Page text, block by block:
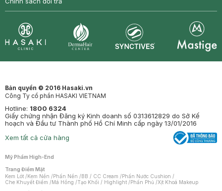
Bản quyền © 2016 Hasaki.vn
Công Ty cổ phần HASAKI VIETNAM
Hotline: 1800 6324
Giấy chứng nhận Đăng ký Kinh doanh số 0313612829 do Sở Kế
hoạch và Đầu tư Thành phố Hồ Chí Minh cấp ngày 13/01/2016
Xem tất cả cửa hàng
Mỹ Phẩm High-End
Trang Điểm Mặt
Kem Lót /Kem Nền /Phấn Nền /BB / CC Cream /Phấn Nước Cushion /
Che Khuyết Điểm /Má Hồng /Tạo Khối / Highlight /Phấn Phủ /Xịt Khoá Makeup